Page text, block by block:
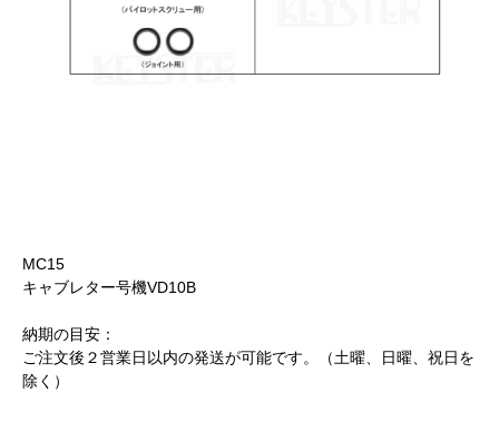
MC15
キャブレター号機VD10B
納期の目安：
ご注文後２営業日以内の発送が可能です。（土曜、日曜、祝日を
除く）